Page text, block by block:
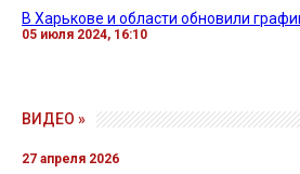
В Харькове и области обновили
05 июля 2024, 16:10
ВИДЕО »
27 апреля 2026